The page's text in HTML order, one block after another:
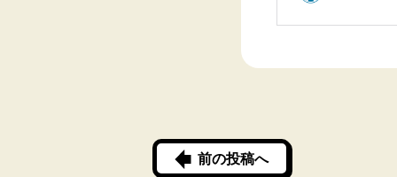
前の投稿へ